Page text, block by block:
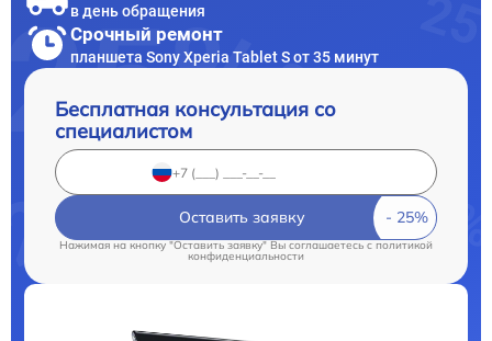
в день обращения
Срочный ремонт
планшета Sony Xperia Tablet S от 35 минут
Бесплатная консультация со
специалистом
Оставить заявку
Нажимая на кнопку "Оставить заявку" Вы соглашаетесь cполитикой
конфиденциальности